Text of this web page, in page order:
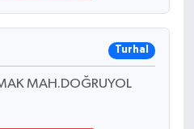
Turhal
MAH.DOĞRUYOL